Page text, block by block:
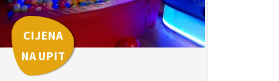
CIJENA
NA UPIT